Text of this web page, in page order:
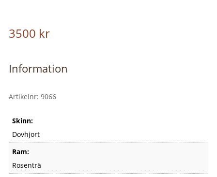
3500 kr
Information
Artikelnr: 9066
Skinn:
Dovhjort
Ram:
Rosenträ